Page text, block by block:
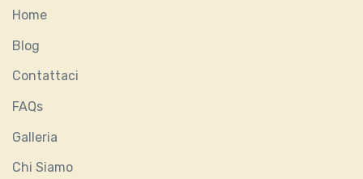
Home
Blog
Contattaci
FAQs
Galleria
Chi Siamo